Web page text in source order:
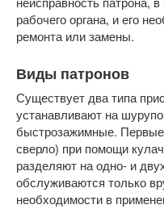
рабочего органа, и его
ремонта или замены.
Виды патронов
Существует два типа
устанавливают на
быстрозажимные.
сверло) при помощи
разделяют на одно- и
обслуживаются только
необходимости в